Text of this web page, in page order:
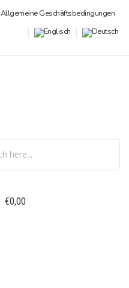
Allgemeine Geschäftsbedingungen
€0,00